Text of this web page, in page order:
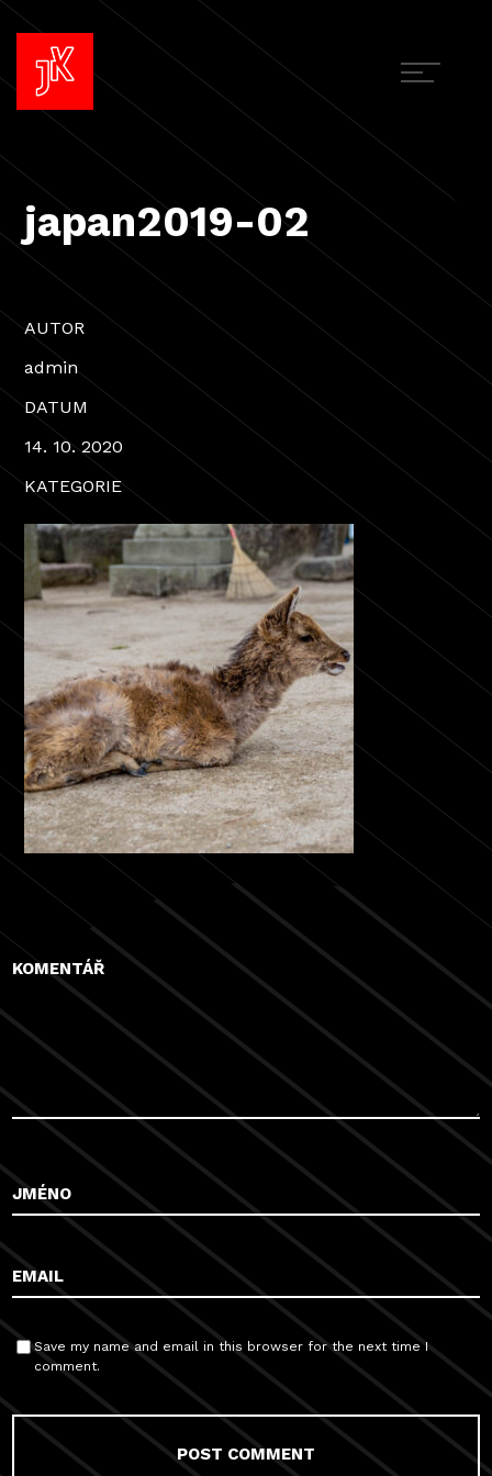
japan2019-02
AUTOR
admin
DATUM
14. 10. 2020
KATEGORIE
Save my name and email in this browser for the next time I
comment.